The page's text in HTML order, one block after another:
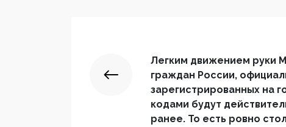
Легким движением руки
граждан России,
зарегистрированных на
кодами будут
ранее. То есть ровно